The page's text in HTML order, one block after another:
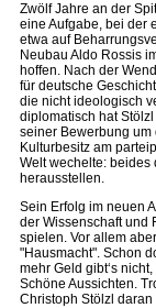
Zwölf Jahre an der
eine Aufgabe, bei der
etwa auf
Neubau Aldo Rossis
hoffen. Nach der
für deutsche
die nicht ideologisch
diplomatisch hat
seiner Bewerbung um
Kulturbesitz am
Welt wechelte: beides
herausstellen.
Sein Erfolg im neuen
der Wissenschaft und
spielen. Vor allem
"Hausmacht". Schon
mehr Geld gibt‘s
Schöne Aussichten.
Christoph Stölzl